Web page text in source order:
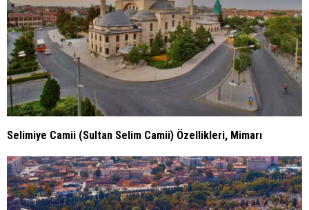
Selimiye Camii (Sultan Selim Camii) Özellikleri, Mimarı